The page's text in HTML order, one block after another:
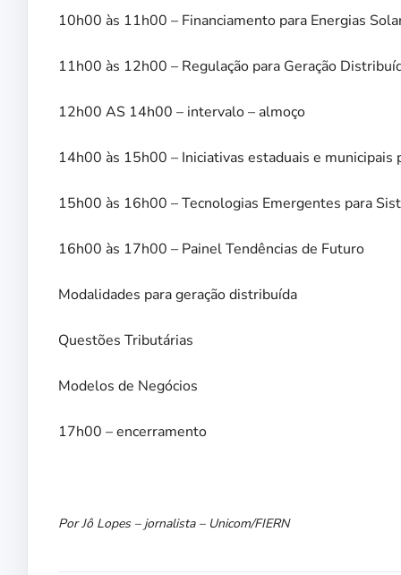
10h00 às 11h00 – Financiamento para Energias
11h00 às 12h00 – Regulação para Geração
12h00 AS 14h00 – intervalo – almoço
14h00 às 15h00 – Iniciativas estaduais e municipais
15h00 às 16h00 – Tecnologias Emergentes para
16h00 às 17h00 – Painel Tendências de Futuro
Modalidades para geração distribuída
Questões Tributárias
Modelos de Negócios
17h00 – encerramento
Por Jô Lopes – jornalista – Unicom/FIERN